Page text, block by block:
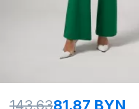
143.6381.87 BYN